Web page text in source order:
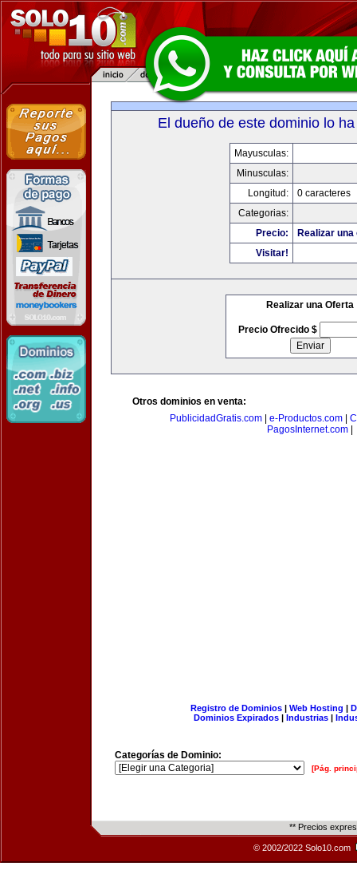
El dueño de este dominio lo
Mayusculas:
Minusculas:
Longitud:
0 caracteres
Categorias:
Precio:
Realizar
Visitar!
Realizar una Oferta
Precio Ofrecido $
Otros dominios en venta:
PublicidadGratis.com
e-Productos.com
PagosInternet.com
Registro de Dominios| Web Hosting |
Dominios Expirados | Industrias |
Categorías de Dominio:
[Pág.
** Precios
© 2002/2022 Solo10.com